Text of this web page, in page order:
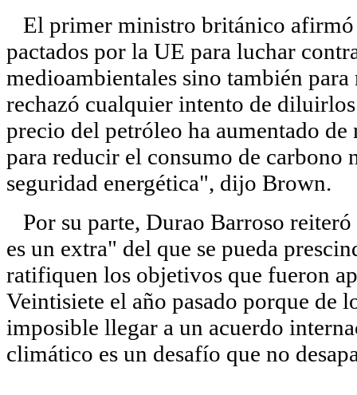
El primer ministro británico afirmó
pactados por la UE para luchar
medioambientales sino también
rechazó cualquier intento de
precio del petróleo ha aumentado
para reducir el consumo de carbono
seguridad energética", dijo Brown.
Por su parte, Durao Barroso
es un extra" del que se pueda
ratifiquen los objetivos que fueron
Veintisiete el año pasado porque de
imposible llegar a un acuerdo
climático es un desafío que no